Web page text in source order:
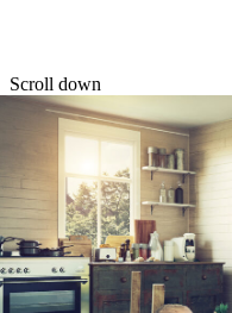
Scroll down